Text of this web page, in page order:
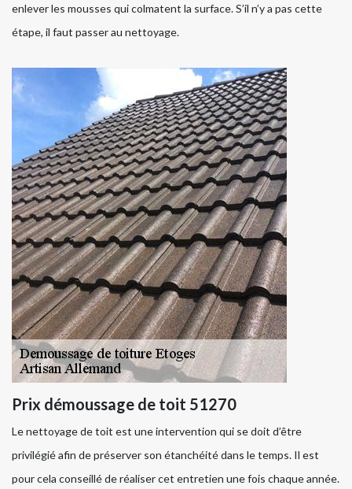
enlever les mousses qui colmatent la surface. S’il n’y a pas cette
étape, il faut passer au nettoyage.
Prix démoussage de toit 51270
Le nettoyage de toit est une intervention qui se doit d’être
privilégié afin de préserver son étanchéité dans le temps. Il est
pour cela conseillé de réaliser cet entretien une fois chaque année.